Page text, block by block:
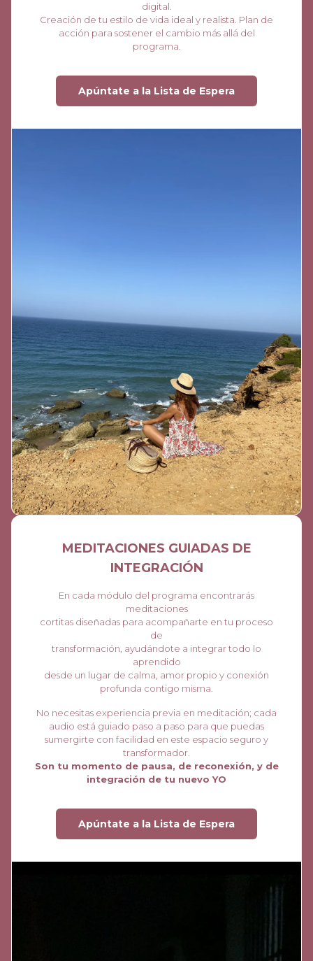
digital.
Creación de tu estilo de vida ideal y realista. Plan de
acción para sostener el cambio más allá del
programa.
Apúntate a la Lista de Espera
MEDITACIONES GUIADAS DE
INTEGRACIÓN
En cada módulo del programa encontrarás
meditaciones
cortitas diseñadas para acompañarte en tu proceso
de
transformación, ayudándote a integrar todo lo
aprendido
desde un lugar de calma, amor propio y conexión
profunda contigo misma.
No necesitas experiencia previa en meditación; cada
audio está guiado paso a paso para que puedas
sumergirte con facilidad en este espacio seguro y
transformador.
Son tu momento de pausa, de reconexión, y de
integración de tu nuevo YO
Apúntate a la Lista de Espera